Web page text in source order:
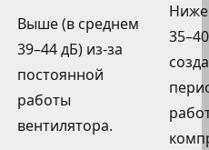
Выше (в среднем
39–44 дБ) из-за
постоянной
работы
вентилятора.
Ниже